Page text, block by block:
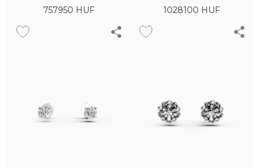
757950 HUF 1028100 HUF